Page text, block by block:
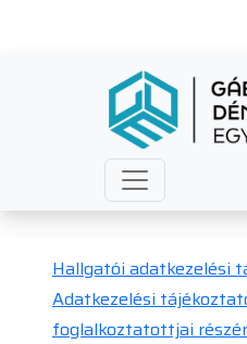
Adatkezelési
Hallgatói adatkezelési
Adatkezelési
foglalkoztatottjai